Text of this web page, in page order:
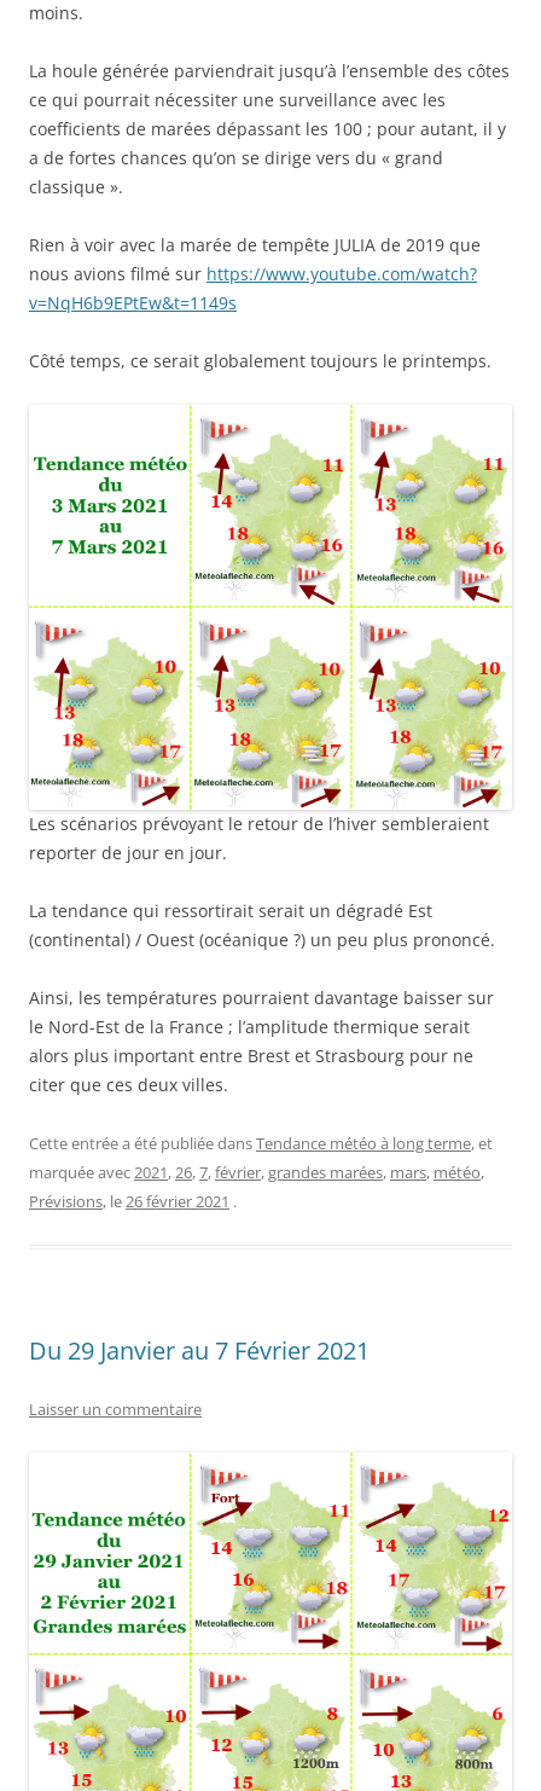
moins.
La houle générée parviendrait jusqu’à l’ensemble des côtes
ce qui pourrait nécessiter une surveillance avec les
coefficients de marées dépassant les 100 ; pour autant, il y
a de fortes chances qu’on se dirige vers du « grand
classique ».
Rien à voir avec la marée de tempête JULIA de 2019 que
nous avions filmé sur https://www.youtube.com/watch?
v=NqH6b9EPtEw&t=1149s
Côté temps, ce serait globalement toujours le printemps.
Les scénarios prévoyant le retour de l’hiver sembleraient
reporter de jour en jour.
La tendance qui ressortirait serait un dégradé Est
(continental) / Ouest (océanique ?) un peu plus prononcé.
Ainsi, les températures pourraient davantage baisser sur
le Nord-Est de la France ; l’amplitude thermique serait
alors plus important entre Brest et Strasbourg pour ne
citer que ces deux villes.
Cette entrée a été publiée dansTendance météo à long terme, et
marquée avec2021,26,7,février,grandes marées, mars, météo,
Prévisions, le26 février 2021 .
Du 29 Janvier au 7 Février 2021
Laisser un commentaire